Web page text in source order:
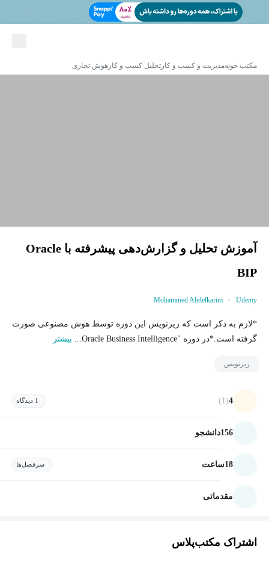
مکتب خونهمدیریت و کسب و کار تحلیل کسب و کار هوش تجاری
آموزش تحلیل و گزارش‌دهی پیشرفته با Oracle
BIP
Udemy
Mohammed Abdelkarim
*لازم به ذکر است که زیرنویس این دوره توسط هوش مصنوعی صورت
گرفته است.*در دوره "Oracle Business Intelligence...
بیشتر
زیرنویس
4
(1) 1 دیدگاه
156دانشجو
18ساعت سرفصل‌ها
مقدماتی
اشتراک مکتب‌پلاس